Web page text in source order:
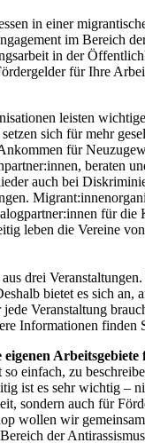
in einer
im Bereich
in der
für Ihre
leisten
sich für mehr
für
beraten
auch bei
für die
leben die Vereine
drei
bietet es sich an,
Veranstaltung
Informationen finden
so einfach, zu
ist es sehr wichtig –
sondern auch für
wollen wir
der